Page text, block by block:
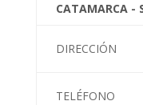
CATAMARCA -
DIRECCIÓN
TELÉFONO